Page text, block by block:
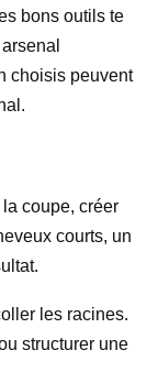
bons outils te
choisis peuvent
coupe, créer
courts, un
les racines.
structurer une